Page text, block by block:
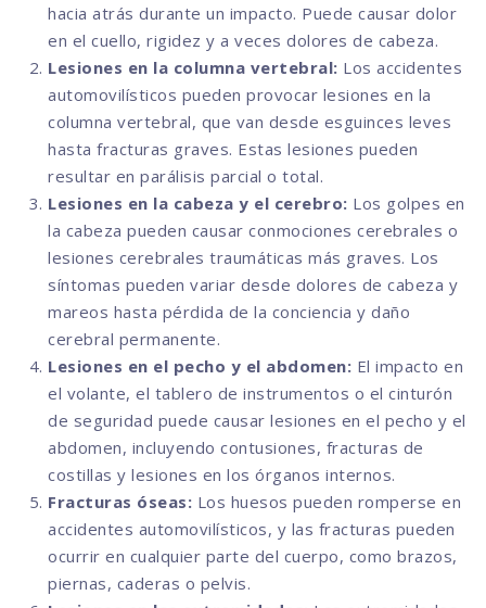
hacia atrás durante un impacto. Puede causar dolor
en el cuello, rigidez y a veces dolores de cabeza.
Lesiones en la columna vertebral: Los accidentes
automovilísticos pueden provocar lesiones en la
columna vertebral, que van desde esguinces leves
hasta fracturas graves. Estas lesiones pueden
resultar en parálisis parcial o total.
Lesiones en la cabeza y el cerebro: Los golpes en
la cabeza pueden causar conmociones cerebrales o
lesiones cerebrales traumáticas más graves. Los
síntomas pueden variar desde dolores de cabeza y
mareos hasta pérdida de la conciencia y daño
cerebral permanente.
Lesiones en el pecho y el abdomen: El impacto en
el volante, el tablero de instrumentos o el cinturón
de seguridad puede causar lesiones en el pecho y el
abdomen, incluyendo contusiones, fracturas de
costillas y lesiones en los órganos internos.
Fracturas óseas: Los huesos pueden romperse en
accidentes automovilísticos, y las fracturas pueden
ocurrir en cualquier parte del cuerpo, como brazos,
piernas, caderas o pelvis.